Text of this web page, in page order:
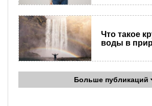
Что такое
воды в
Больше публикаций